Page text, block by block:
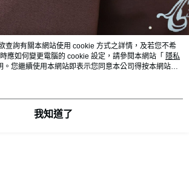
查詢有關本網站使用 cookie 方式之詳情，及若您不希
應如何變更電腦的 cookie 設定，請參閱本網站「 隱私
。您繼續使用本網站即表示您同意本公司得按本網站使
cookie。
我知道了